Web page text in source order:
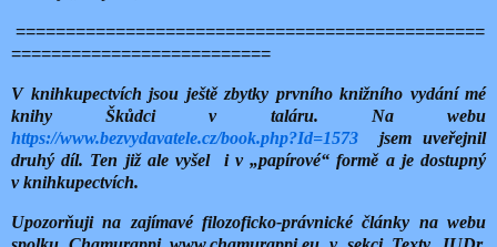
===============================================
==========================
V knihkupectvích jsou ještě zbytky prvního knižního vydání mé
knihy Škůdci v taláru. Na webu
https://www.bezvydavatele.cz/book.php?Id=1573
jsem uveřejnil
druhý díl. Ten již ale vyšel
i v „papírové“ formě a je dostupný
v knihkupectvích.
Upozorňuji na zajímavé filozoficko-právnické články na webu